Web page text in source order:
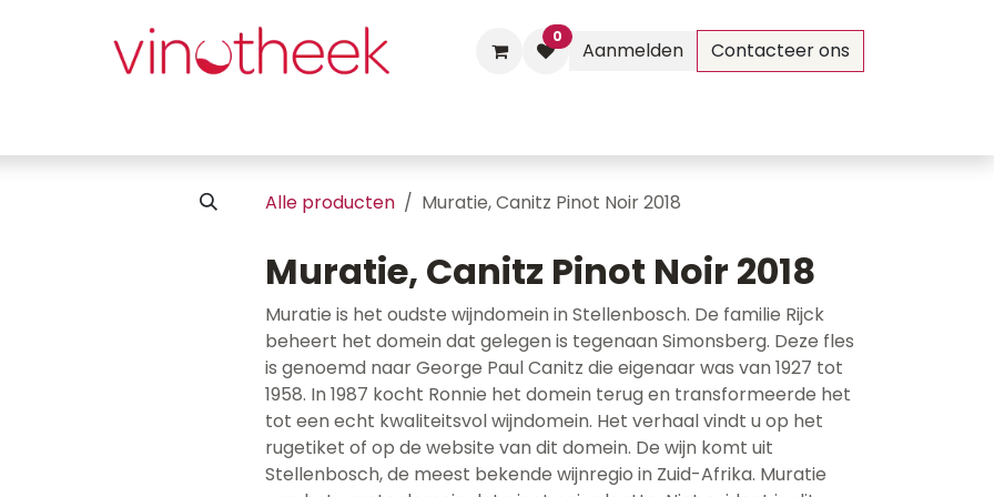
0
Aanmelden Contacteer ons
Alle producten Muratie, Canitz Pinot Noir 2018
Muratie, Canitz Pinot Noir 2018
Muratie is het oudste wijndomein in Stellenbosch. De familie Rijck
beheert het domein dat gelegen is tegenaan Simonsberg. Deze fles
is genoemd naar George Paul Canitz die eigenaar was van 1927 tot
1958. In 1987 kocht Ronnie het domein terug en transformeerde het
tot een echt kwaliteitsvol wijndomein. Het verhaal vindt u op het
rugetiket of op de website van dit domein. De wijn komt uit
Stellenbosch, de meest bekende wijnregio in Zuid-Afrika. Muratie